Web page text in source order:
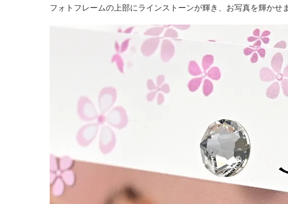
フォトフレームの上部にラインストーンが輝き、お写真を輝かせ